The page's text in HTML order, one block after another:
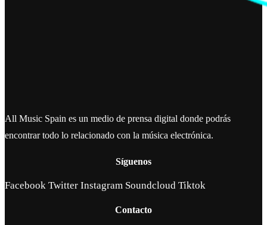
All Music Spain es un medio de prensa digital donde podrás
encontrar todo lo relacionado con la música electrónica.
Síguenos
Facebook Twitter Instagram Soundcloud Tiktok
Contacto